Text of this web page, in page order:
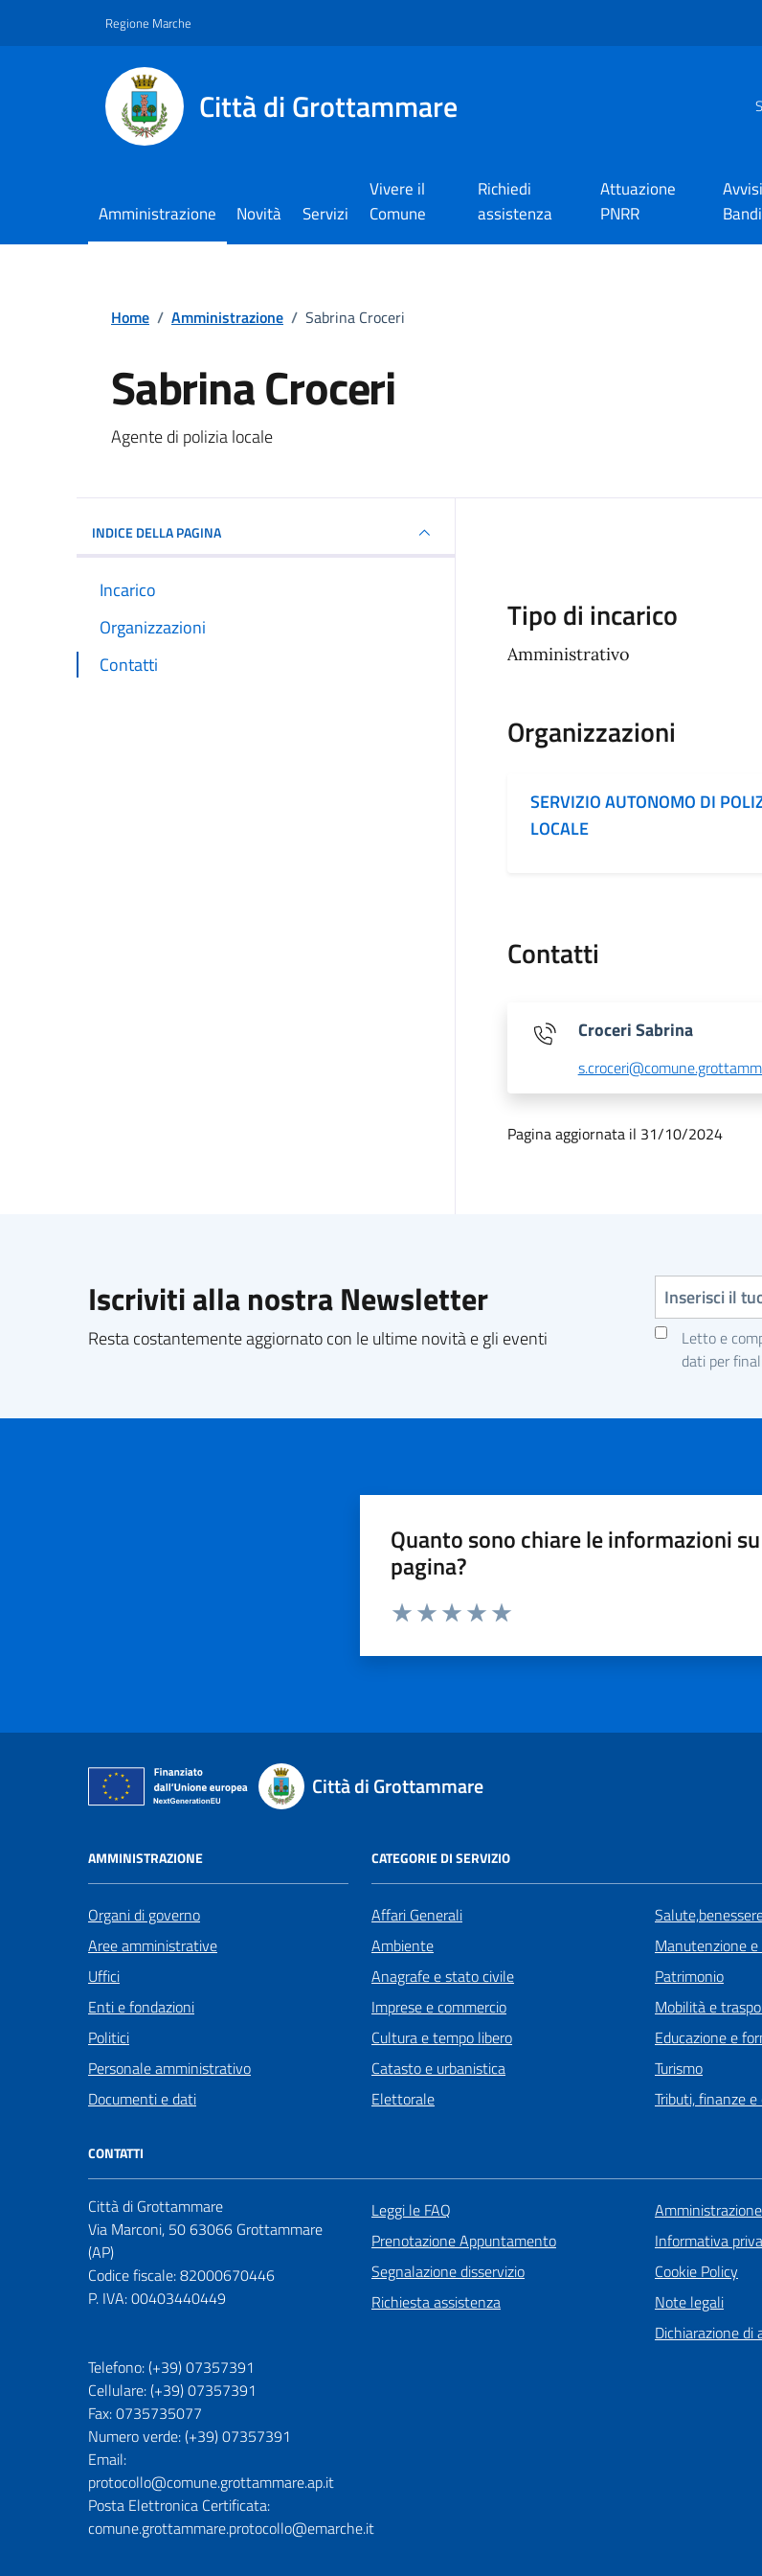
Regione Marche
Città di Grottammare
Amministrazione Novità Servizi
Vivere il
Comune
Richiedi
assistenza
Attuazione
PNRR
Bandi
Home / Amministrazione / Sabrina Croceri
Sabrina Croceri
Agente di polizia locale
INDICE DELLA PAGINA
Incarico
Organizzazioni
Contatti
Tipo di incarico
Amministrativo
Organizzazioni
SERVIZIO AUTONOMO DI
LOCALE
Contatti
Croceri Sabrina
Pagina aggiornata il 31/10/2024
Iscriviti alla nostra Newsletter
Resta costantemente aggiornato con le ultime novità e gli eventi
Indirizzo e-mail
Letto e
dati per
Quanto sono chiare le informazioni
pagina?
Città di Grottammare
AMMINISTRAZIONE
Organi di governo
Aree amministrative
Uffici
Enti e fondazioni
Politici
Personale amministrativo
Documenti e dati
CATEGORIE DI SERVIZIO
Affari Generali
Ambiente
Anagrafe e stato civile
Imprese e commercio
Cultura e tempo libero
Catasto e urbanistica
Elettorale
Manutenzione
Patrimonio
Mobilità e
Educazione e
Turismo
Tributi, finanze
CONTATTI
Città di Grottammare
Via Marconi, 50 63066 Grottammare
(AP)
Codice fiscale: 82000670446
P. IVA: 00403440449
Telefono: (+39) 07357391
Cellulare: (+39) 07357391
Fax: 0735735077
Numero verde: (+39) 07357391
Email:
protocollo@comune.grottammare.ap.it
Posta Elettronica Certificata:
comune.grottammare.protocollo@emarche.it
Leggi le FAQ
Prenotazione Appuntamento
Segnalazione disservizio
Richiesta assistenza
Informativa
Cookie Policy
Note legali
Dichiarazione di